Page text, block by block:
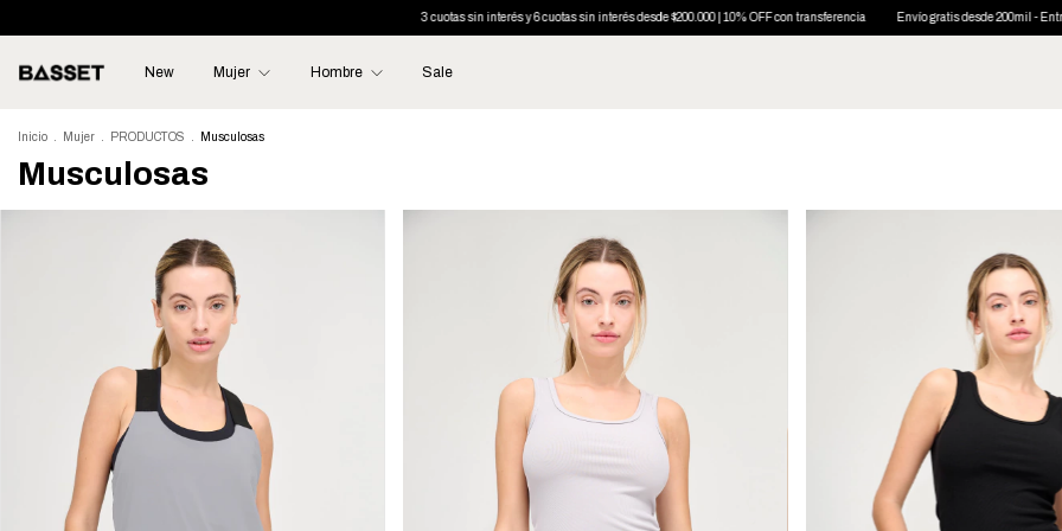
3 cuotas sin interés y 6 cuotas sin interés desde $200.000 | 10% OFF con transferencia Envío gratis desde 200mil - Entregas
New Mujer Hombre Sale
Inicio Mujer PRODUCTOS Musculosas
Musculosas